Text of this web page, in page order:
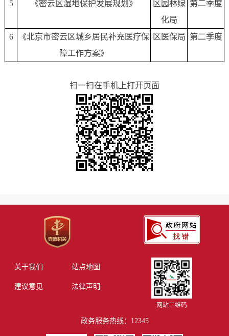
5 《密云区湿地保护发展规划》
区园林绿
化局
第二季度
6
《北京市密云区城乡居民补充医疗保
障工作方案》
区医保局 第二季度
扫一扫在手机上打开页面
关于我们 站点地图
建议意见 法律声明
网站二维码
政务服务热线：12345